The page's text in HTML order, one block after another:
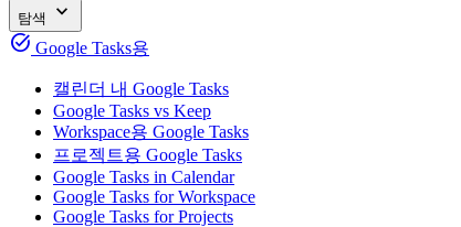
탐색
expand_more
task_alt Google Tasks용
캘린더 내 Google Tasks
Google Tasks vs Keep
Workspace용 Google Tasks
프로젝트용 Google Tasks
Google Tasks in Calendar
Google Tasks for Workspace
Google Tasks for Projects